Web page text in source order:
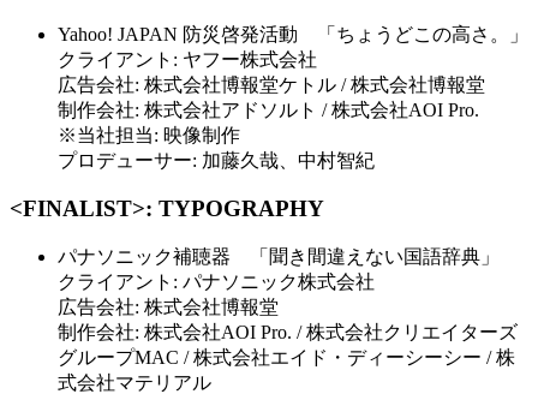
Yahoo! JAPAN 防災啓発活動 「ちょうどこの高さ。」
クライアント: ヤフー株式会社
広告会社: 株式会社博報堂ケトル / 株式会社博報堂
制作会社: 株式会社アドソルト / 株式会社AOI Pro.
※当社担当: 映像制作
プロデューサー: 加藤久哉、中村智紀
<FINALIST>: TYPOGRAPHY
パナソニック補聴器 「聞き間違えない国語辞典」
クライアント: パナソニック株式会社
広告会社: 株式会社博報堂
制作会社: 株式会社AOI Pro. / 株式会社クリエイターズ
グループMAC / 株式会社エイド・ディーシーシー / 株
式会社マテリアル